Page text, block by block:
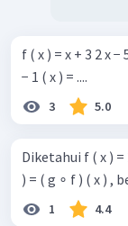
f ( x ) = x + 3 2 x
− 1 ( x ) = ....
3 5.0
Diketahui f ( x ) =
) = ( g ∘ f ) ( x ) ,
1 4.4